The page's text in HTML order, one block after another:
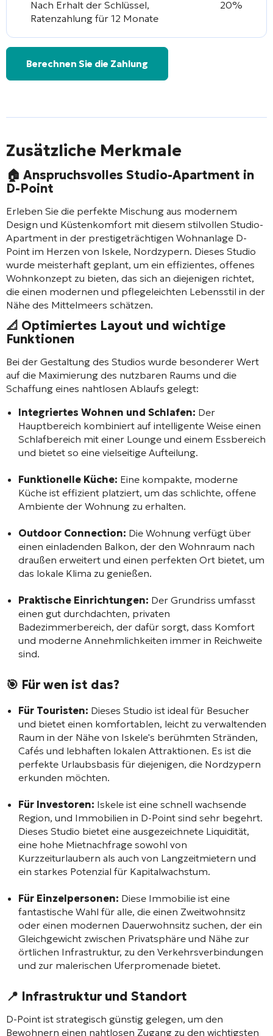
Nach Erhalt der Schlüssel,
Ratenzahlung für 12 Monate
20%
Berechnen Sie die Zahlung
Zusätzliche Merkmale
🏠 Anspruchsvolles Studio-Apartment in
D-Point
Erleben Sie die perfekte Mischung aus modernem
Design und Küstenkomfort mit diesem stilvollen Studio-
Apartment in der prestigeträchtigen Wohnanlage D-
Point im Herzen von Iskele, Nordzypern. Dieses Studio
wurde meisterhaft geplant, um ein effizientes, offenes
Wohnkonzept zu bieten, das sich an diejenigen richtet,
die einen modernen und pflegeleichten Lebensstil in der
Nähe des Mittelmeers schätzen.
📐 Optimiertes Layout und wichtige
Funktionen
Bei der Gestaltung des Studios wurde besonderer Wert
auf die Maximierung des nutzbaren Raums und die
Schaffung eines nahtlosen Ablaufs gelegt:
Integriertes Wohnen und Schlafen: Der
Hauptbereich kombiniert auf intelligente Weise einen
Schlafbereich mit einer Lounge und einem Essbereich
und bietet so eine vielseitige Aufteilung.
Funktionelle Küche: Eine kompakte, moderne
Küche ist effizient platziert, um das schlichte, offene
Ambiente der Wohnung zu erhalten.
Outdoor Connection: Die Wohnung verfügt über
einen einladenden Balkon, der den Wohnraum nach
draußen erweitert und einen perfekten Ort bietet, um
das lokale Klima zu genießen.
Praktische Einrichtungen: Der Grundriss umfasst
einen gut durchdachten, privaten
Badezimmerbereich, der dafür sorgt, dass Komfort
und moderne Annehmlichkeiten immer in Reichweite
sind.
🎯 Für wen ist das?
Für Touristen: Dieses Studio ist ideal für Besucher
und bietet einen komfortablen, leicht zu verwaltenden
Raum in der Nähe von Iskele's berühmten Stränden,
Cafés und lebhaften lokalen Attraktionen. Es ist die
perfekte Urlaubsbasis für diejenigen, die Nordzypern
erkunden möchten.
Für Investoren: Iskele ist eine schnell wachsende
Region, und Immobilien in D-Point sind sehr begehrt.
Dieses Studio bietet eine ausgezeichnete Liquidität,
eine hohe Mietnachfrage sowohl von
Kurzzeiturlaubern als auch von Langzeitmietern und
ein starkes Potenzial für Kapitalwachstum.
Für Einzelpersonen: Diese Immobilie ist eine
fantastische Wahl für alle, die einen Zweitwohnsitz
oder einen modernen Dauerwohnsitz suchen, der ein
Gleichgewicht zwischen Privatsphäre und Nähe zur
örtlichen Infrastruktur, zu den Verkehrsverbindungen
und zur malerischen Uferpromenade bietet.
📍 Infrastruktur und Standort
D-Point ist strategisch günstig gelegen, um den
Bewohnern einen nahtlosen Zugang zu den wichtigsten